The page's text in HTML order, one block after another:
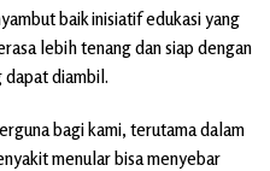
baik inisiatif edukasi yang
lebih tenang dan siap dengan
dapat diambil.
bagi kami, terutama dalam
menular bisa menyebar